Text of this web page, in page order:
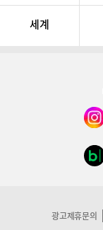
세계
광고제휴문의